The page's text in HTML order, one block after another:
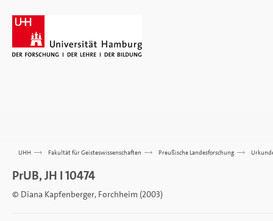
UHH >>> Fakultät für Geisteswissenschaften >>> Preußische Landesforschung >>>
PrUB, JH I 10474
© Diana Kapfenberger, Forchheim (2003)